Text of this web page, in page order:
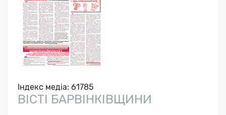
Індекс медіа: 61785
ВІСТІ БАРВІНКІВЩИНИ